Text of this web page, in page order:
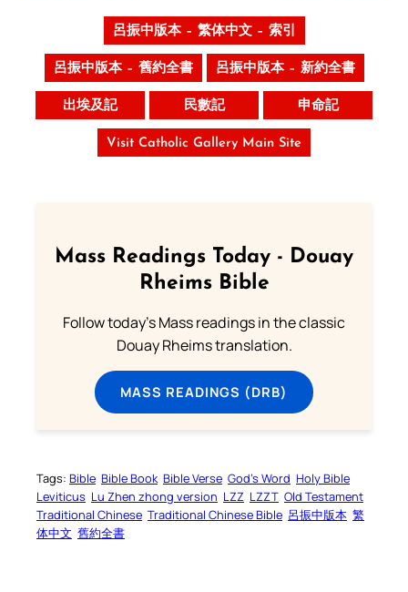
呂振中版本 – 繁体中文 – 索引
呂振中版本 – 舊約全書 呂振中版本 – 新約全書
出埃及記 民數記 申命記
Visit Catholic Gallery Main Site
Mass Readings Today - Douay
Rheims Bible
Follow today's Mass readings in the classic
Douay Rheims translation.
MASS READINGS (DRB)
Tags: Bible Bible Book Bible Verse God’s Word Holy Bible
Leviticus Lu Zhen zhong version LZZ LZZT Old Testament
Traditional Chinese Traditional Chinese Bible 呂振中版本 繁
体中文 舊約全書